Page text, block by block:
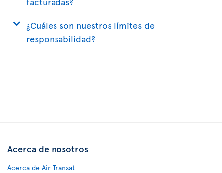
¿Cuáles son nuestros límites de
responsabilidad?
Acerca de nosotros
Acerca de Air Transat